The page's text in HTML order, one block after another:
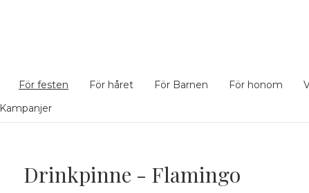
För festen För håret För Barnen För honom
Kampanjer
Drinkpinne - Flamingo